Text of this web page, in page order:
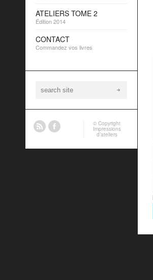
ATELIERS TOME 2
Édition 2014
CONTACT
Commandez vos livres
© Copyright
Impressions
d’ateliers